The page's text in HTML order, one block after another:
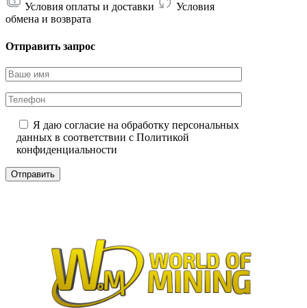
Условия оплаты и доставки
Условия
обмена и возврата
Отправить запрос
Я даю согласие на обработку персональных
данных в соответствии с Политикой
конфиденциальности